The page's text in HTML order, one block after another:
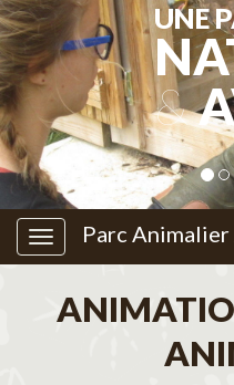
UNE
&
Parc Animalier